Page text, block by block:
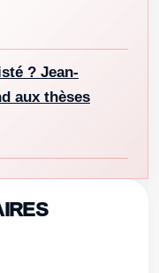
? Jean-
aux thèses